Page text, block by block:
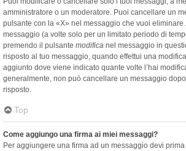
amministratore o un moderatore. Puoi cancellare un
pulsante con la «X» nel messaggio che vuoi
messaggio (a volte solo per un limitato periodo di
premendo il pulsante modifica nel messaggio in
risposto al tuo messaggio, quando effettui una
aggiunto dove viene indicato quante volte l’hai
generalmente, non può cancellare un messaggio
risposto.
Top
Come aggiungo una firma ai miei messaggi?
Per aggiungere una firma ad un messaggio devi prima